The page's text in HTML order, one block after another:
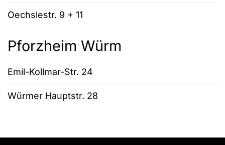
Oechslestr. 9 + 11
Pforzheim Würm
Emil-Kollmar-Str. 24
Würmer Hauptstr. 28